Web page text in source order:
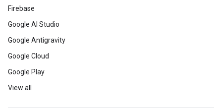
Firebase
Google AI Studio
Google Antigravity
Google Cloud
Google Play
View all